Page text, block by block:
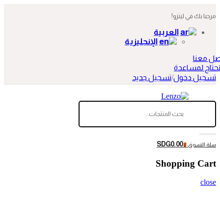
مرحبا بك في لينزو!
العربية
الإنجليزية
معنا
تحتاج لمساعدة
تسجيل دخول/تسجيل جديد
سلة التسوق: SDG0.00 0
Shopping Cart
close